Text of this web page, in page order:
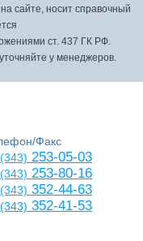
сайте, носит справочный
ст. 437 ГК РФ.
у менеджеров.
Факс
253-05-03
253-80-16
352-44-63
352-41-53